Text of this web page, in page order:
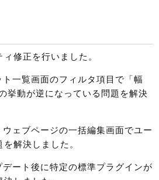
修正を行いました。
一覧画面のフィルタ項目で「幅
挙動が逆になっている問題を解決
ェブページの一括編集画面でユー
解決しました。
ート後に特定の標準プラグインが